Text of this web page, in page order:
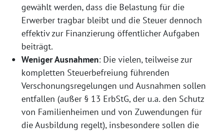
gewählt werden, dass die Belastung für die
Erwerber tragbar bleibt und die Steuer dennoch
effektiv zur Finanzierung öffentlicher Aufgaben
beiträgt.
Weniger Ausnahmen: Die vielen, teilweise zur
kompletten Steuerbefreiung führenden
Verschonungsregelungen und Ausnahmen sollen
entfallen (außer § 13 ErbStG, der u.a. den Schutz
von Familienheimen und von Zuwendungen für
die Ausbildung regelt), insbesondere sollen die